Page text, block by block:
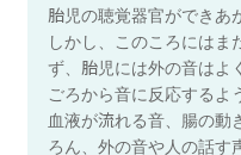
胎児の聴覚器官ができあ
しかし、このころにはま
ず、胎児には外の音はよ
ごろから音に反応するよ
血液が流れる音、腸の動
ろん、外の音や人の話す